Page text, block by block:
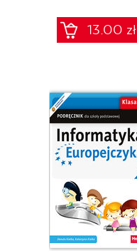
II)
13.00 zł